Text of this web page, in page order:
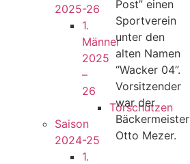
2025-26
1.
Männer
2025
–
26
Torschützen
Saison
2024-25
1.
Post” einen
Sportverein
unter den
alten Namen
“Wacker 04”.
Vorsitzender
war der
Bäckermeister
Otto Mezer.